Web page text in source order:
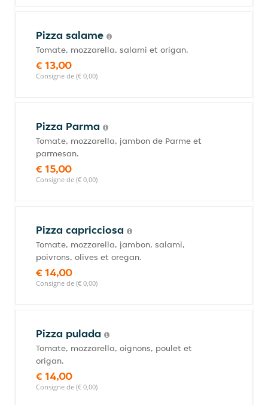
Pizza salame
Tomate, mozzarella, salami et origan.
€ 13,00
Consigne de (€ 0,00)
Pizza Parma
Tomate, mozzarella, jambon de Parme et
parmesan.
€ 15,00
Consigne de (€ 0,00)
Pizza capricciosa
Tomate, mozzarella, jambon, salami,
poivrons, olives et oregan.
€ 14,00
Consigne de (€ 0,00)
Pizza pulada
Tomate, mozzarella, oignons, poulet et
origan.
€ 14,00
Consigne de (€ 0,00)